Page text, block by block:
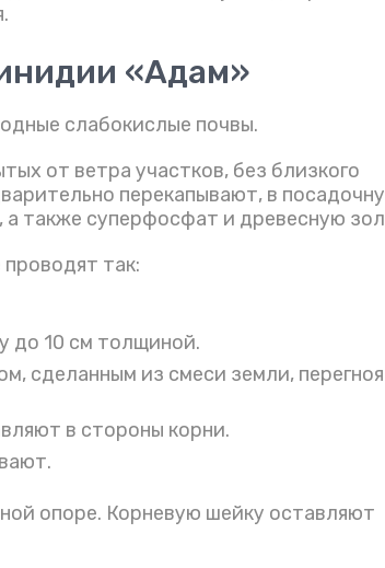
«Адам»
слабокислые почвы.
от ветра участков, без близкого
перекапывают, в
а также суперфосфат и древесную
так:
до 10 см толщиной.
сделанным из смеси земли,
в стороны корни.
опоре. Корневую шейку оставляют